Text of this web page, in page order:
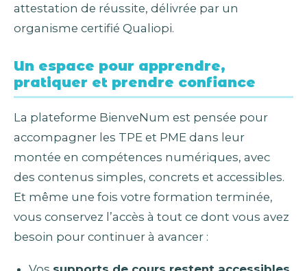
attestation de réussite, délivrée par un
organisme certifié Qualiopi.
Un espace pour apprendre,
pratiquer et prendre confiance
La plateforme BienveNum est pensée pour
accompagner les TPE et PME dans leur
montée en compétences numériques, avec
des contenus simples, concrets et accessibles.
Et même une fois votre formation terminée,
vous conservez l’accès à tout ce dont vous avez
besoin pour continuer à avancer :